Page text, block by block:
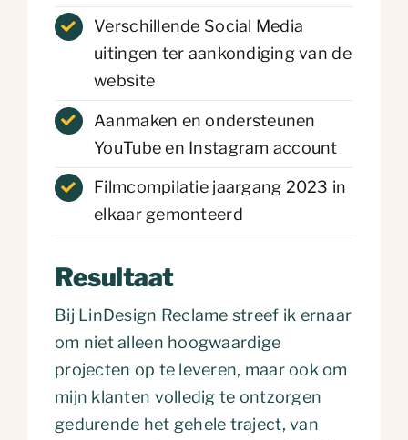
Verschillende Social Media
uitingen ter aankondiging van de
website
Aanmaken en ondersteunen
YouTube en Instagram account
Filmcompilatie jaargang 2023 in
elkaar gemonteerd
Resultaat
Bij LinDesign Reclame streef ik ernaar
om niet alleen hoogwaardige
projecten op te leveren, maar ook om
mijn klanten volledig te ontzorgen
gedurende het gehele traject, van